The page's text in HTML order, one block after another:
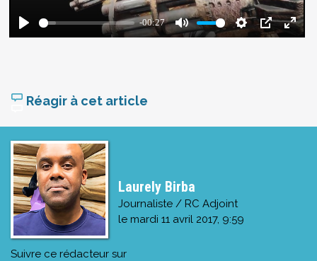
Réagir à cet article
Laurely Birba
Journaliste / RC Adjoint
le mardi 11 avril 2017, 9:59
Suivre ce rédacteur sur